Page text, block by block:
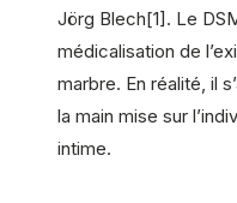
Jörg Blech[1]. Le
médicalisation de
marbre. En réalité, il
la main mise sur
intime.